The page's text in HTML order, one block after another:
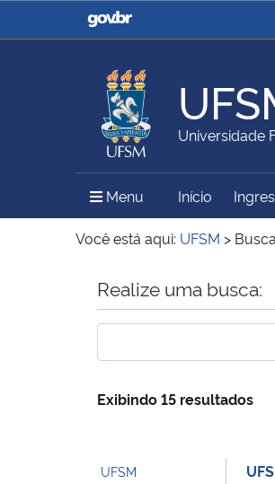
Casa Civil
Ministério da Agricultura,
Pecuária e Abastecimento
Ministério do Meio Ambiente
Universidade
Menu Menu Principal do
Início
Você está aqui: UFSM > Busca
Início do conteúdo
Realize uma busca:
Exibindo 15 resultados
UFSM